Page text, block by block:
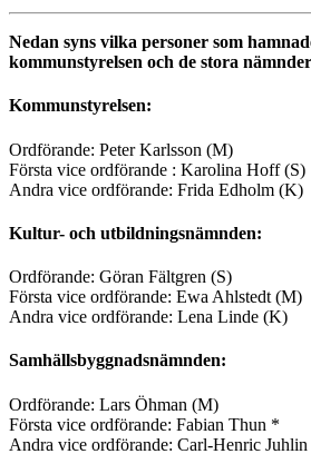
Nedan syns vilka personer som
kommunstyrelsen och de stora
Kommunstyrelsen:
Ordförande: Peter Karlsson (M)
Första vice ordförande : Karolina Hoff (S)
Andra vice ordförande: Frida Edholm (K)
Kultur- och utbildningsnämnden:
Ordförande: Göran Fältgren (S)
Första vice ordförande: Ewa Ahlstedt (M)
Andra vice ordförande: Lena Linde (K)
Samhällsbyggnadsnämnden:
Ordförande: Lars Öhman (M)
Första vice ordförande: Fabian Thun *
Andra vice ordförande: Carl-Henric